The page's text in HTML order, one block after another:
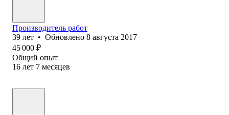
Производитель работ
39 лет • Обновлено 8 августа 2017
45 000 ₽
Общий опыт
16 лет 7 месяцев